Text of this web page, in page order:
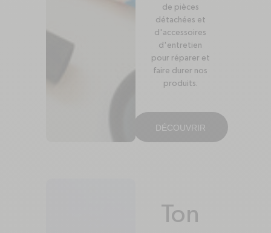
de pièces
détachées et
d'accessoires
d'entretien
pour réparer et
faire durer nos
produits.
DÉCOUVRIR
Ton